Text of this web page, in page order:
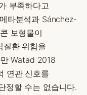
부족하다고
타분석과 Sánchez-
보형물이
질환 위험을
Watad 2018
연관 신호를
정할 수는 없습니다.